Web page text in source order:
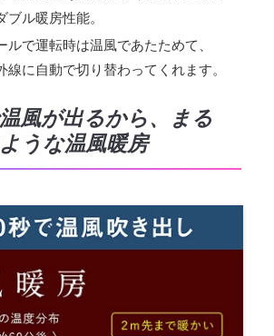
ブル暖房性能。
ルで運転時は温風であたためて、
線に自動で切り替わってくれます。
風が出るから、まる
うな温風暖房